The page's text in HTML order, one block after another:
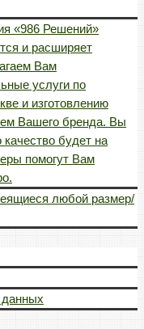
«986 Решений»
и расширяет
Вам
услуги по
и изготовлению
Вашего бренда. Вы
будет на
помогут Вам
любой размер/